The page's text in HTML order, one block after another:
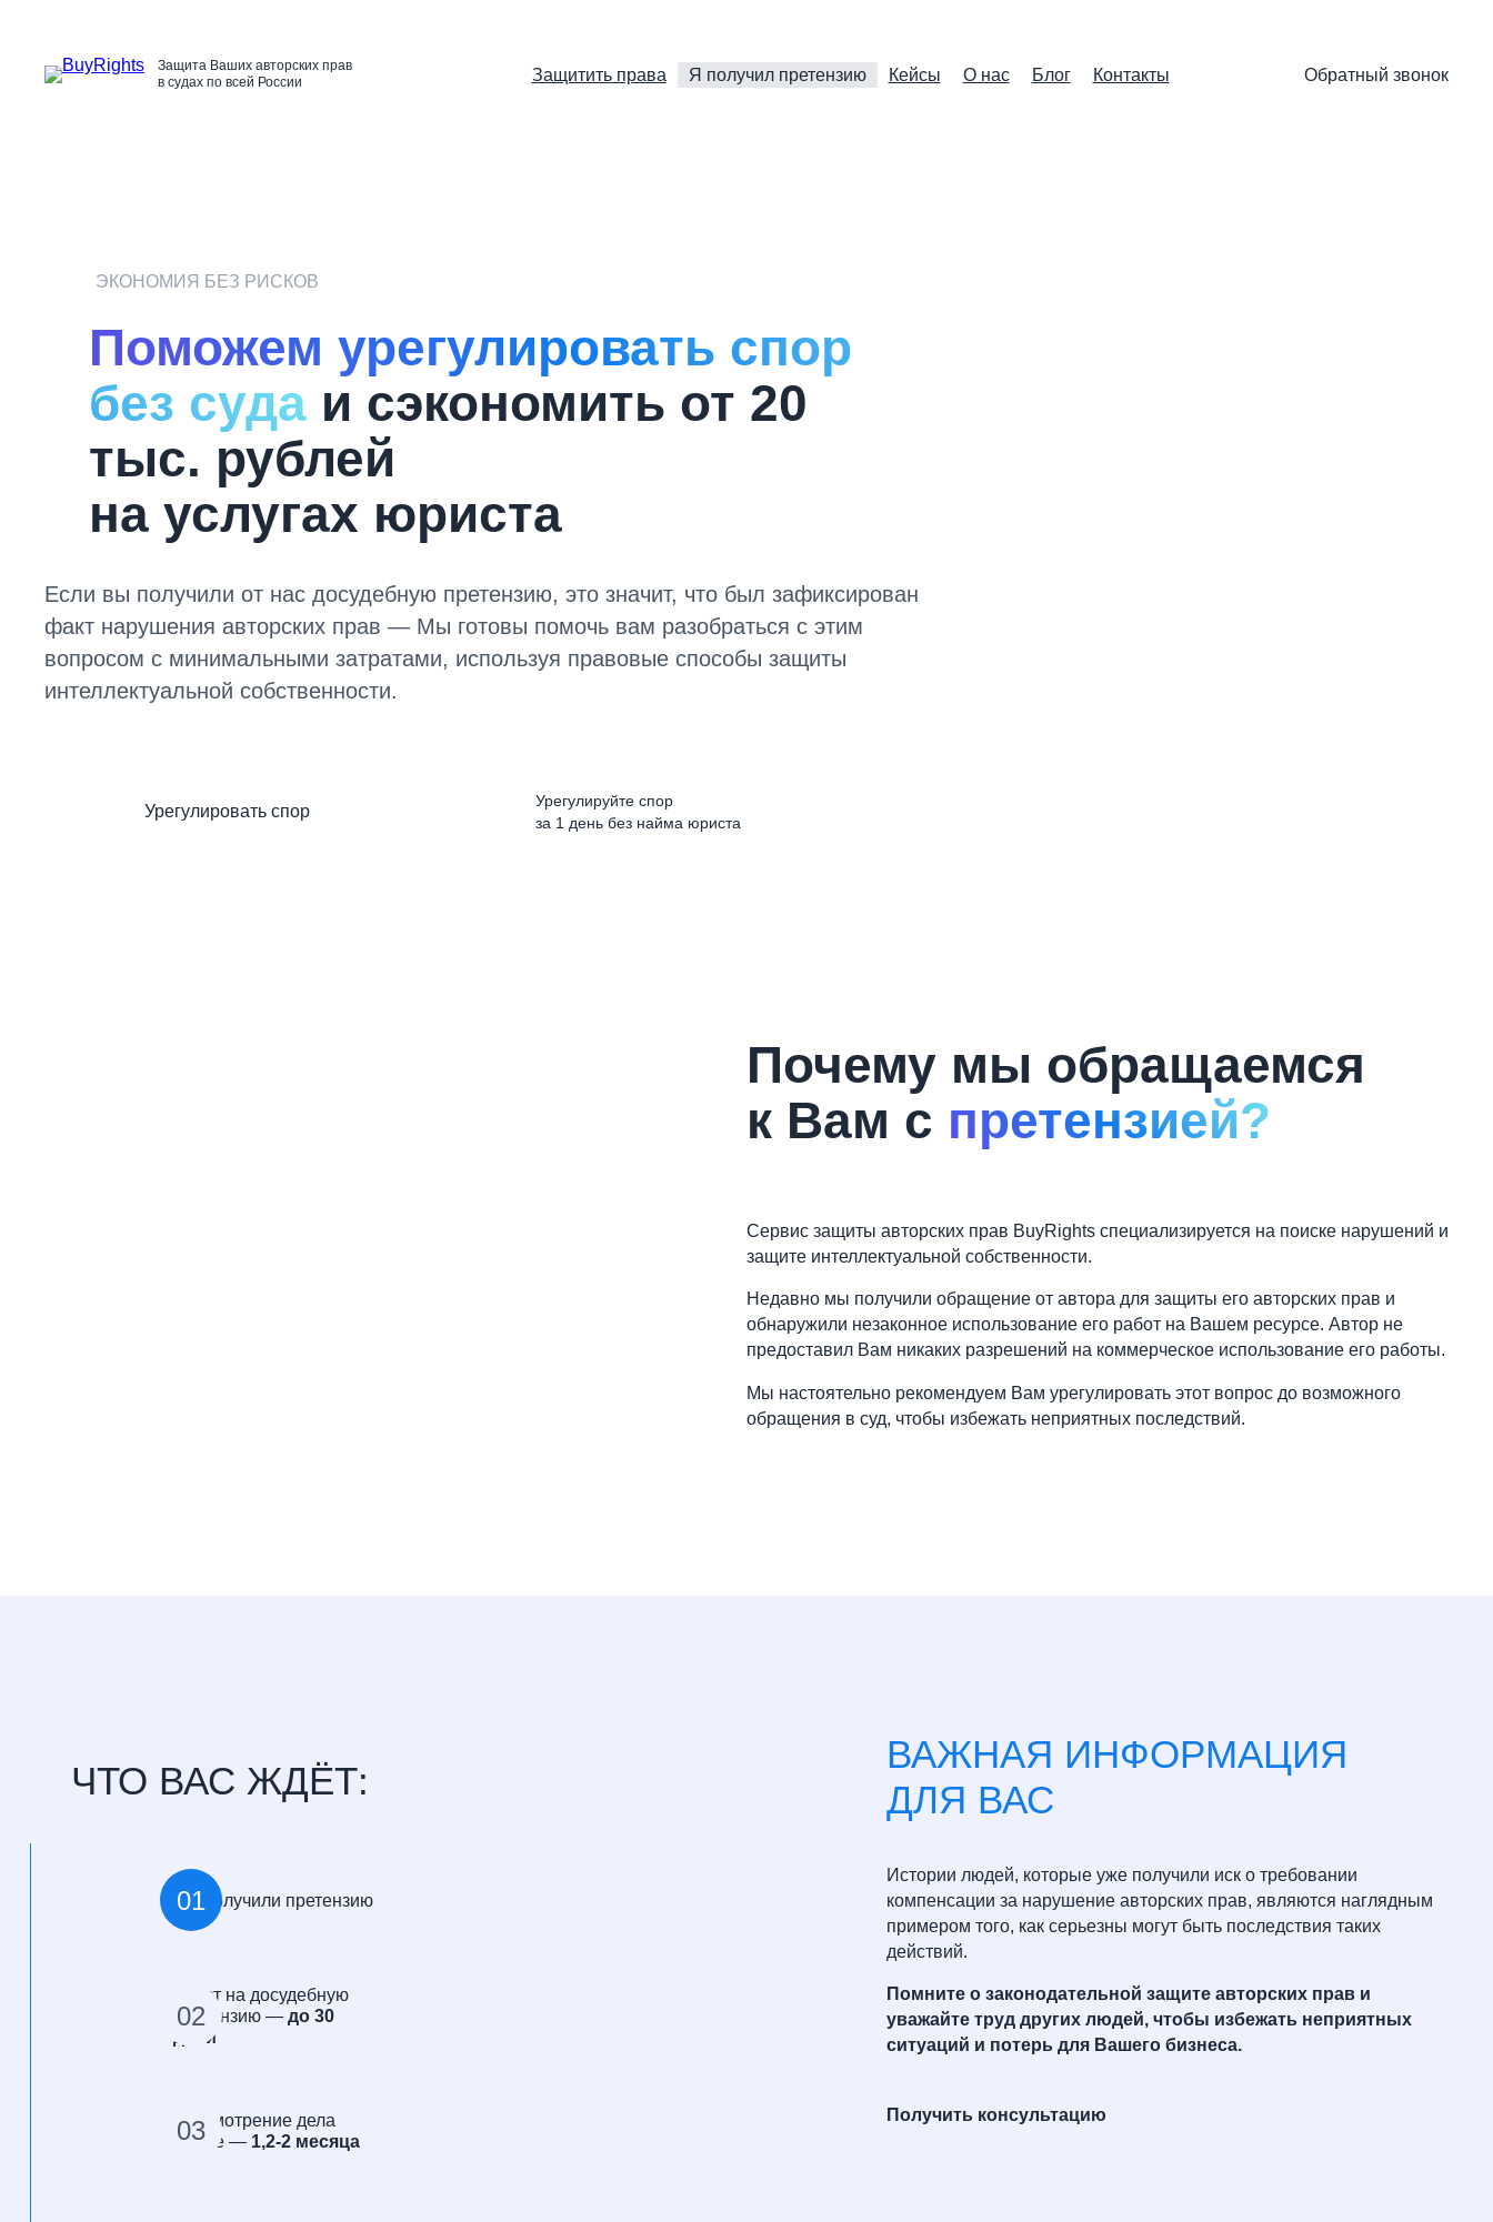
содержимому
Защита Ваших авторских прав
в судах по всей России
Защитить права Я получил претензию Кейсы О нас Блог Контакты Обратный звонок
ЭКОНОМИЯ БЕЗ РИСКОВ
Поможем урегулировать спор
без суда и сэкономить от 20
тыс. рублей
на услугах юриста
Если вы получили от нас досудебную претензию, это значит, что был зафиксирован
факт нарушения авторских прав — Мы готовы помочь вам разобраться с этим
вопросом с минимальными затратами, используя правовые способы защиты
интеллектуальной собственности.
Урегулировать спор
Урегулируйте спор
за 1 день без найма юриста
Почему мы обращаемся
к Вам с претензией?
Сервис защиты авторских прав BuyRights специализируется на поиске нарушений и
защите интеллектуальной собственности.
Недавно мы получили обращение от автора для защиты его авторских прав и
обнаружили незаконное использование его работ на Вашем ресурсе. Автор не
предоставил Вам никаких разрешений на коммерческое использование его работы.
Мы настоятельно рекомендуем Вам урегулировать этот вопрос до возможного
обращения в суд, чтобы избежать неприятных последствий.
ЧТО ВАС ЖДЁТ:
01
Вы получили претензию
02
Ответ на досудебную
претензию — до 30
дней
03
Рассмотрение дела
в суде — 1,2-2 месяца
ВАЖНАЯ ИНФОРМАЦИЯ
ДЛЯ ВАС
Истории людей, которые уже получили иск о требовании
компенсации за нарушение авторских прав, являются наглядным
примером того, как серьезны могут быть последствия таких
действий.
Помните о законодательной защите авторских прав и
уважайте труд других людей, чтобы избежать неприятных
ситуаций и потерь для Вашего бизнеса.
Получить консультацию